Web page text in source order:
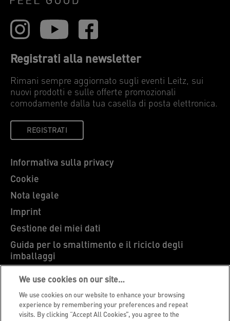
Registrati alla newsletter
Rimani sempre aggiornato sugli eventi Leitz, sui
nuovi prodotti e sulle offerte promozionali
comodamente dalla tua casella di posta elettronica.
REGISTRATI
Informativa sulla privacy
Cookie
Nota legale
Imprint
Gestione dei miei dati
Guida per lo smaltimento e il riciclo degli
imballaggi
Blog Leitz
Carriere
Leitz EasyPrint
We use cookies on our site…
We use cookies on our website to enhance your browsing
experience by remembering your preferences and repeat
visits. By clicking “Accept All Cookies”, you agree to the